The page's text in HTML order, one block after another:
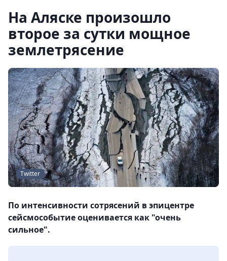
На Аляске произошло
второе за сутки мощное
землетрясение
Twitter
По интенсивности сотрясений в эпицентре
сейсмособытие оценивается как "очень
сильное".